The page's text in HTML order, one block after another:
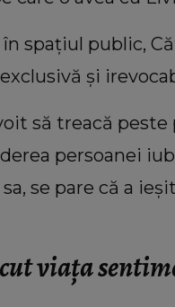
spațiul public,
și
să treacă
persoanei
se pare că a
viața
spus ce o
am şi eu